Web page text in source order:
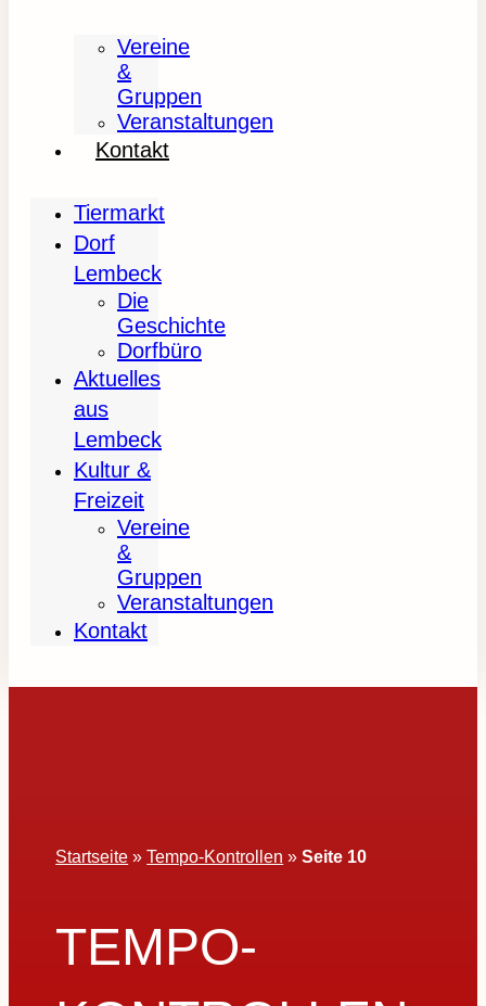
Vereine
&
Gruppen
Veranstaltungen
Kontakt
Tiermarkt
Dorf
Lembeck
Die
Geschichte
Dorfbüro
Aktuelles
aus
Lembeck
Kultur &
Freizeit
Vereine
&
Gruppen
Veranstaltungen
Kontakt
Startseite »Tempo-Kontrollen »Seite 10
TEMPO-